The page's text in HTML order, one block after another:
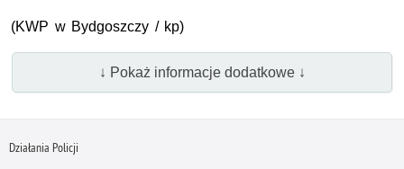
(KWP w Bydgoszczy / kp)
↓ Pokaż informacje dodatkowe ↓
Działania Policji